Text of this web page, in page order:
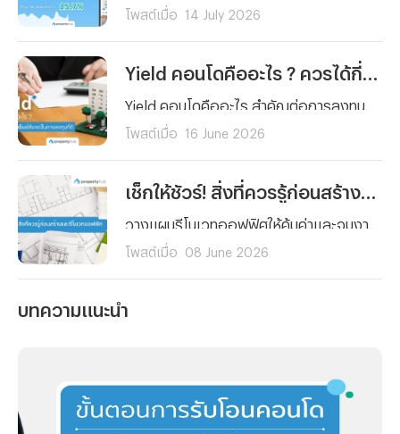
โพสต์เมื่อ 14 July 2026
โพสต์เมื่อ 16 June 2026
โพสต์เมื่อ 08 June 2026
บทความแนะนำ